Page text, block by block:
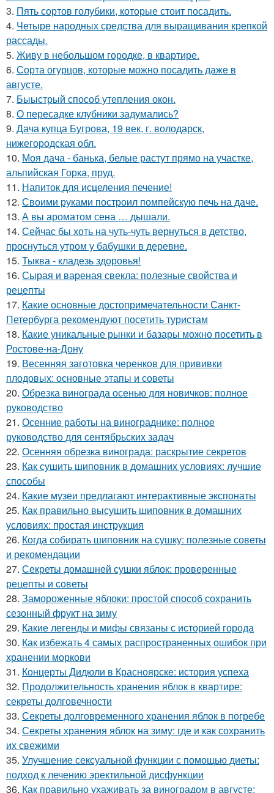
3. Пять сортов голубики, которые стоит посадить.
4. Четыре народных средства для выращивания крепкой
рассады.
5. Живу в небольшом городке, в квартире.
6. Сорта огурцов, которые можно посадить даже в
августе.
7. Быыстрый способ утепления окон.
8. О пересадке клубники задумались?
9. Дача купца Бугрова, 19 век, г. володарск,
нижегородская обл.
10. Моя дача - банька, белые растут прямо на участке,
альпийская Горка, пруд.
11. Напиток для исцеления печение!
12. Своими руками построил помпейскую печь на даче.
13. А вы ароматом сена … дышали.
14. Сейчас бы хоть на чуть-чуть вернуться в детство,
проснуться утром у бабушки в деревне.
15. Тыква - кладезь здоровья!
16. Сырая и вареная свекла: полезные свойства и
рецепты
17. Какие основные достопримечательности Санкт-
Петербурга рекомендуют посетить туристам
18. Какие уникальные рынки и базары можно посетить в
Ростове-на-Дону
19. Весенняя заготовка черенков для прививки
плодовых: основные этапы и советы
20. Обрезка винограда осенью для новичков: полное
руководство
21. Осенние работы на винограднике: полное
руководство для сентябрьских задач
22. Осенняя обрезка винограда: раскрытие секретов
23. Как сушить шиповник в домашних условиях: лучшие
способы
24. Какие музеи предлагают интерактивные экспонаты
25. Как правильно высушить шиповник в домашних
условиях: простая инструкция
26. Когда собирать шиповник на сушку: полезные советы
и рекомендации
27. Секреты домашней сушки яблок: проверенные
рецепты и советы
28. Замороженные яблоки: простой способ сохранить
сезонный фрукт на зиму
29. Какие легенды и мифы связаны с историей города
30. Как избежать 4 самых распространенных ошибок при
хранении моркови
31. Концерты Дидюли в Красноярске: история успеха
32. Продолжительность хранения яблок в квартире:
секреты долговечности
33. Секреты долговременного хранения яблок в погребе
34. Секреты хранения яблок на зиму: где и как сохранить
их свежими
35. Улучшение сексуальной функции с помощью диеты:
подход к лечению эректильной дисфункции
36. Как правильно ухаживать за виноградом в августе: